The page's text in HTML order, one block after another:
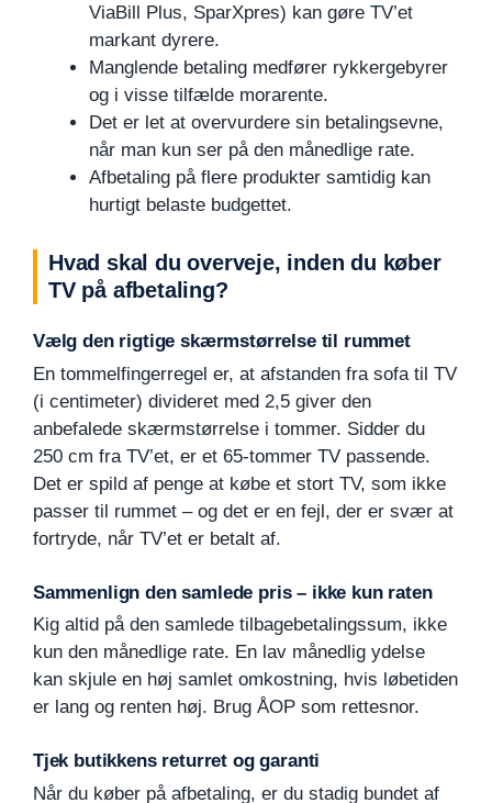
ViaBill Plus, SparXpres) kan gøre TV’et
markant dyrere.
Manglende betaling medfører rykkergebyrer
og i visse tilfælde morarente.
Det er let at overvurdere sin betalingsevne,
når man kun ser på den månedlige rate.
Afbetaling på flere produkter samtidig kan
hurtigt belaste budgettet.
Hvad skal du overveje, inden du køber
TV på afbetaling?
Vælg den rigtige skærmstørrelse til rummet
En tommelfingerregel er, at afstanden fra sofa til TV
(i centimeter) divideret med 2,5 giver den
anbefalede skærmstørrelse i tommer. Sidder du
250 cm fra TV’et, er et 65-tommer TV passende.
Det er spild af penge at købe et stort TV, som ikke
passer til rummet – og det er en fejl, der er svær at
fortryde, når TV’et er betalt af.
Sammenlign den samlede pris – ikke kun raten
Kig altid på den samlede tilbagebetalingssum, ikke
kun den månedlige rate. En lav månedlig ydelse
kan skjule en høj samlet omkostning, hvis løbetiden
er lang og renten høj. Brug ÅOP som rettesnor.
Tjek butikkens returret og garanti
Når du køber på afbetaling, er du stadig bundet af